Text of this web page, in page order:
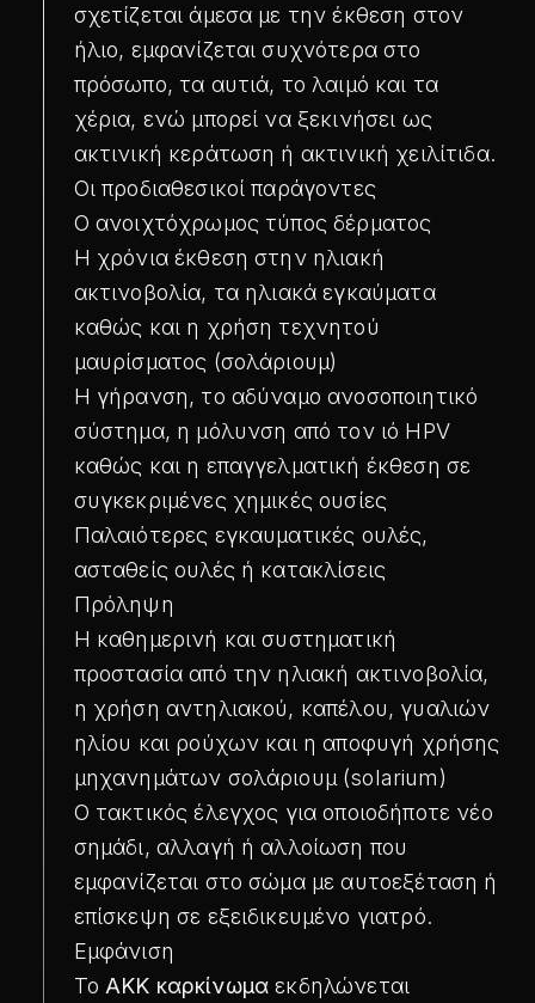
σχετίζεται άμεσα με την έκθεση στον
ήλιο, εμφανίζεται συχνότερα στο
πρόσωπο, τα αυτιά, το λαιμό και τα
χέρια, ενώ μπορεί να ξεκινήσει ως
ακτινική κεράτωση ή ακτινική χειλίτιδα.
Οι προδιαθεσικοί παράγοντες
Ο ανοιχτόχρωμος τύπος δέρματος
Η χρόνια έκθεση στην ηλιακή
ακτινοβολία, τα ηλιακά εγκαύματα
καθώς και η χρήση τεχνητού
μαυρίσματος (σολάριουμ)
Η γήρανση, το αδύναμο ανοσοποιητικό
σύστημα, η μόλυνση από τον ιό HPV
καθώς και η επαγγελματική έκθεση σε
συγκεκριμένες χημικές ουσίες
Παλαιότερες εγκαυματικές ουλές,
ασταθείς ουλές ή κατακλίσεις
Πρόληψη
Η καθημερινή και συστηματική
προστασία από την ηλιακή ακτινοβολία,
η χρήση αντηλιακού, καπέλου, γυαλιών
ηλίου και ρούχων και η αποφυγή χρήσης
μηχανημάτων σολάριουμ (solarium)
Ο τακτικός έλεγχος για οποιοδήποτε νέο
σημάδι, αλλαγή ή αλλοίωση που
εμφανίζεται στο σώμα με αυτοεξέταση ή
επίσκεψη σε εξειδικευμένο γιατρό.
Εμφάνιση
Το ΑΚΚ καρκίνωμα εκδηλώνεται